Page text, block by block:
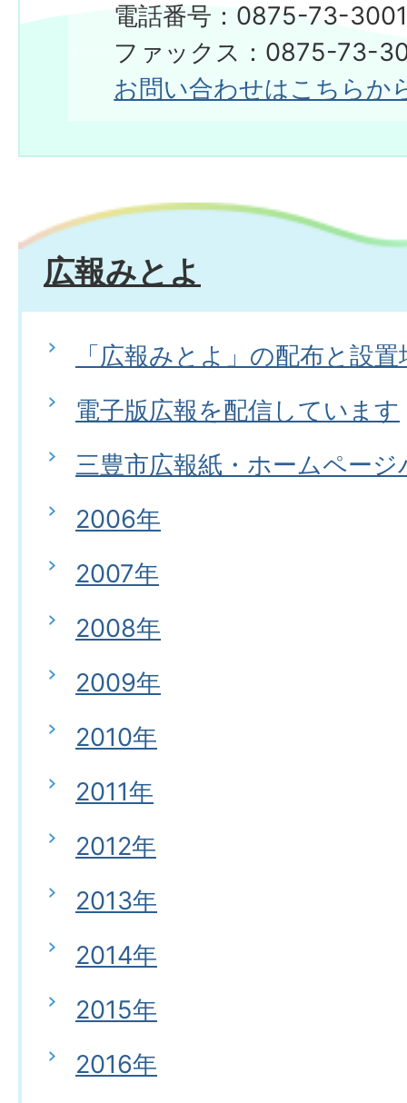
電話番号：0875-73-
ファックス：0875-73-
お問い合わせはこちらか
広報みとよ
「広報みとよ」の配布と設置
電子版広報を配信しています
三豊市広報紙・ホームペー
2006年
2007年
2008年
2009年
2010年
2011年
2012年
2013年
2014年
2015年
2016年